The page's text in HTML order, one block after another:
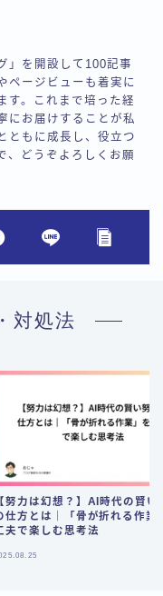
」を開設して100記事
ページビューも着実に
す。これまで培った経
にお届けすることが私
ともに成長し、役立つ
、どうぞよろしくお願
対処法
【努力は幻想？】AI時代の賢い
仕方とは｜「骨が折れる作業
夫で楽しむ思考法